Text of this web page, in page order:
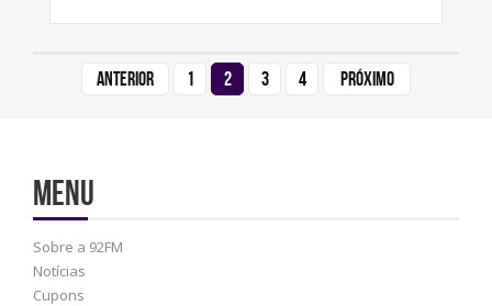
Anterior 1 2 3 4 Próximo
Menu
Sobre a 92FM
Notícias
Cupons